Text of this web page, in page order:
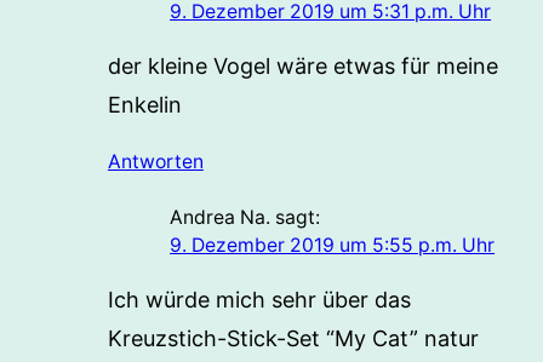
9. Dezember 2019 um 5:31 p.m. Uhr
der kleine Vogel wäre etwas für meine
Enkelin
Antworten
Andrea Na. sagt:
9. Dezember 2019 um 5:55 p.m. Uhr
Ich würde mich sehr über das
Kreuzstich-Stick-Set “My Cat” natur